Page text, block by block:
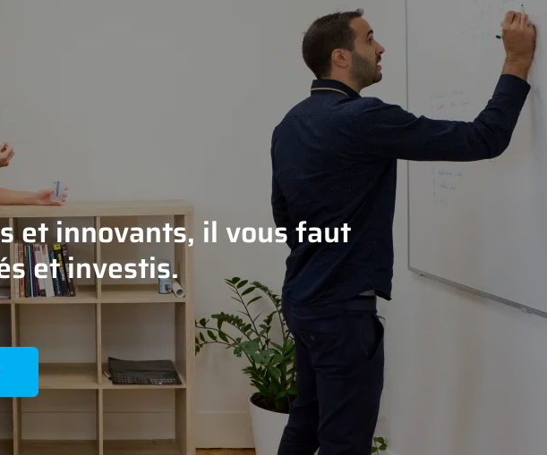
et innovants, il vous faut
et investis.